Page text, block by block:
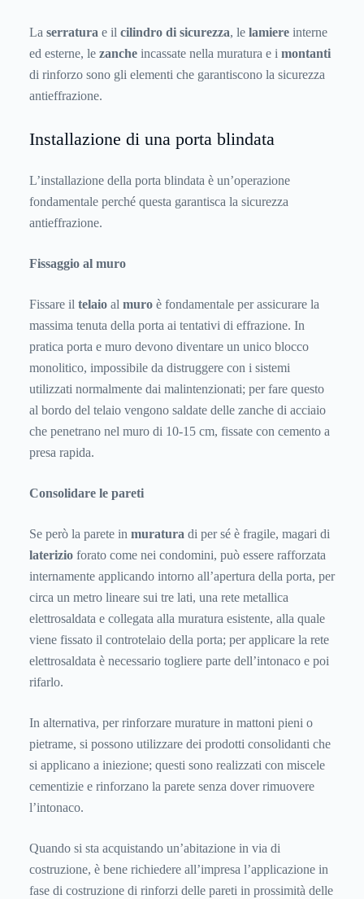
La serratura e il cilindro di sicurezza, le lamiere interne
ed esterne, le zanche incassate nella muratura e i montanti
di rinforzo sono gli elementi che garantiscono la sicurezza
antieffrazione.
Installazione di una porta blindata
L’installazione della porta blindata è un’operazione
fondamentale perché questa garantisca la sicurezza
antieffrazione.
Fissaggio al muro
Fissare il telaio al muro è fondamentale per assicurare la
massima tenuta della porta ai tentativi di effrazione. In
pratica porta e muro devono diventare un unico blocco
monolitico, impossibile da distruggere con i sistemi
utilizzati normalmente dai malintenzionati; per fare questo
al bordo del telaio vengono saldate delle zanche di acciaio
che penetrano nel muro di 10-15 cm, fissate con cemento a
presa rapida.
Consolidare le pareti
Se però la parete in muratura di per sé è fragile, magari di
laterizio forato come nei condomini, può essere rafforzata
internamente applicando intorno all’apertura della porta, per
circa un metro lineare sui tre lati, una rete metallica
elettrosaldata e collegata alla muratura esistente, alla quale
viene fissato il controtelaio della porta; per applicare la rete
elettrosaldata è necessario togliere parte dell’intonaco e poi
rifarlo.
In alternativa, per rinforzare murature in mattoni pieni o
pietrame, si possono utilizzare dei prodotti consolidanti che
si applicano a iniezione; questi sono realizzati con miscele
cementizie e rinforzano la parete senza dover rimuovere
l’intonaco.
Quando si sta acquistando un’abitazione in via di
costruzione, è bene richiedere all’impresa l’applicazione in
fase di costruzione di rinforzi delle pareti in prossimità delle